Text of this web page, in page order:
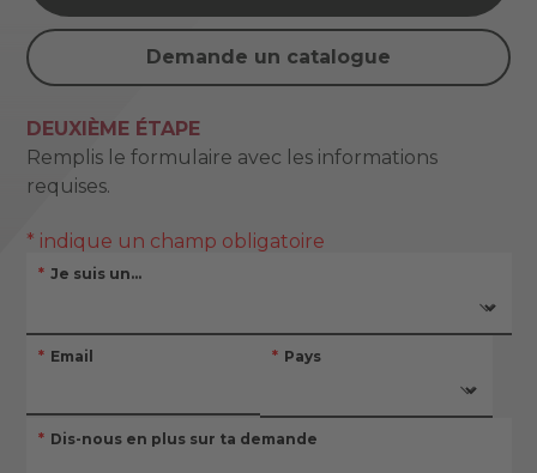
Demande un catalogue
DEUXIÈME ÉTAPE
Remplis le formulaire avec les informations
requises.